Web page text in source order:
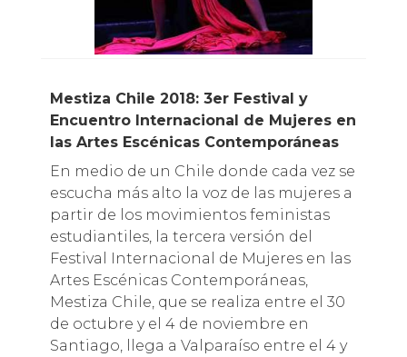
Mestiza Chile 2018: 3er Festival y
Encuentro Internacional de Mujeres en
las Artes Escénicas Contemporáneas
En medio de un Chile donde cada vez se
escucha más alto la voz de las mujeres a
partir de los movimientos feministas
estudiantiles, la tercera versión del
Festival Internacional de Mujeres en las
Artes Escénicas Contemporáneas,
Mestiza Chile, que se realiza entre el 30
de octubre y el 4 de noviembre en
Santiago, llega a Valparaíso entre el 4 y